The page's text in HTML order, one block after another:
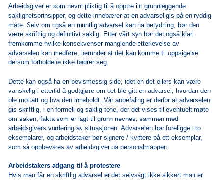
Arbeidsgiver er som nevnt pliktig til å opptre iht grunnleggende
saklighetsprinsipper, og dette innebærer at en advarsel gis på en ryddig
måte. Selv om også en muntlig advarsel kan ha betydning, bør den
være skriftlig og definitivt saklig. Etter vårt syn bør det også klart
fremkomme hvilke konsekvenser manglende etterlevelse av
advarselen kan medføre, herunder at det kan komme til oppsigelse
dersom forholdene ikke bedrer seg.
Dette kan også ha en bevismessig side, idet en det ellers kan være
vanskelig i ettertid å godtgjøre om det ble gitt en advarsel, hvordan den
ble mottatt og hva den inneholdt. Vår anbefaling er derfor at advarselen
gis skriftlig, i en formell og saklig tone, der det vises til eventuelt møte
om saken, fakta som er lagt til grunn nevnes, sammen med
arbeidsgivers vurdering av situasjonen. Advarselen bør foreligge i to
eksemplarer, og arbeidstaker bør signere / kvittere på ett eksemplar,
som så oppbevares av arbeidsgiver på personalmappen.
Arbeidstakers adgang til å protestere
Hvis man får en skriftlig advarsel er det selvsagt ikke sikkert man er